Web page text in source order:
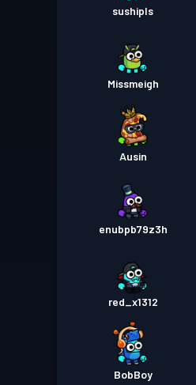
Przepustka bojowa
Przepustka bojowa
Przepustka bojowa
Przepustka bojowa
sushipls
Missmeigh
Ausin
enubpb79z3h
red_x1312
BobBoy